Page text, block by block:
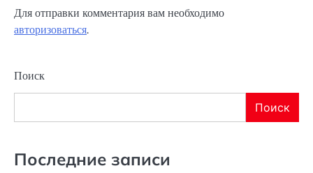
Для отправки комментария вам необходимо
авторизоваться.
Поиск
Поиск
Последние записи